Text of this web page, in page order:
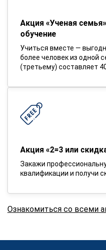
Акция «Ученая
обучение
Учиться вместе —
более человек из одной
(третьему) составляет
Акция «2=3 или
Закажи
квалификации и получи
Ознакомиться со всеми